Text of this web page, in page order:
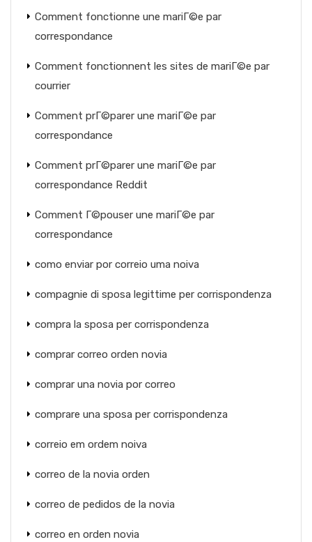
Comment fonctionne une mariГ©e par
correspondance
Comment fonctionnent les sites de mariГ©e par
courrier
Comment prГ©parer une mariГ©e par
correspondance
Comment prГ©parer une mariГ©e par
correspondance Reddit
Comment Г©pouser une mariГ©e par
correspondance
como enviar por correio uma noiva
compagnie di sposa legittime per corrispondenza
compra la sposa per corrispondenza
comprar correo orden novia
comprar una novia por correo
comprare una sposa per corrispondenza
correio em ordem noiva
correo de la novia orden
correo de pedidos de la novia
correo en orden novia